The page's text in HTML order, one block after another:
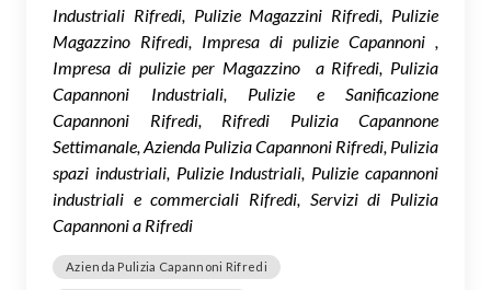
Industriali Rifredi, Pulizie Magazzini Rifredi, Pulizie
Magazzino Rifredi, Impresa di pulizie Capannoni ,
Impresa di pulizie per Magazzino a Rifredi, Pulizia
Capannoni Industriali, Pulizie e Sanificazione
Capannoni Rifredi, Rifredi Pulizia Capannone
Settimanale, Azienda Pulizia Capannoni Rifredi, Pulizia
spazi industriali, Pulizie Industriali, Pulizie capannoni
industriali e commerciali Rifredi, Servizi di Pulizia
Capannoni a Rifredi
Azienda Pulizia Capannoni Rifredi